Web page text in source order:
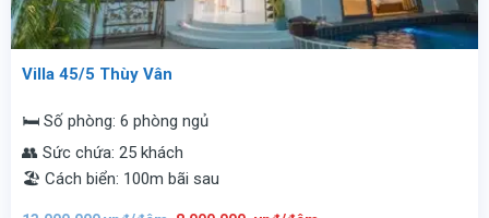
Villa 45/5 Thùy Vân
🛏️ Số phòng: 6 phòng ngủ
👥 Sức chứa: 25 khách
🏖️ Cách biển: 100m bãi sau